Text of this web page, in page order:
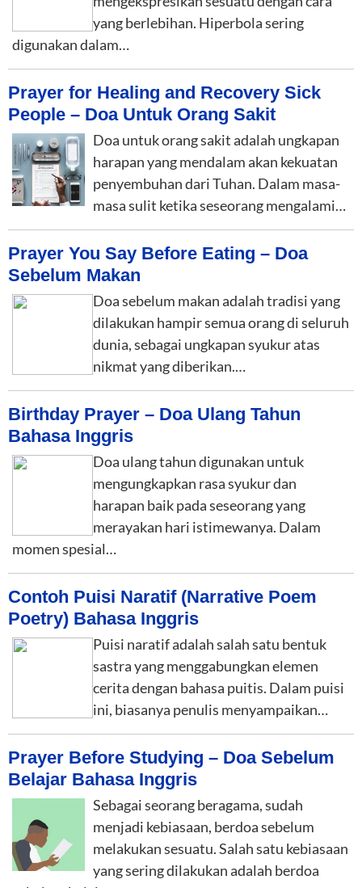
yang berlebihan. Hiperbola sering
digunakan dalam…
Prayer for Healing and Recovery Sick
People – Doa Untuk Orang Sakit
Doa untuk orang sakit adalah ungkapan
harapan yang mendalam akan kekuatan
penyembuhan dari Tuhan. Dalam masa-
masa sulit ketika seseorang mengalami…
Prayer You Say Before Eating – Doa
Sebelum Makan
Doa sebelum makan adalah tradisi yang
dilakukan hampir semua orang di seluruh
dunia, sebagai ungkapan syukur atas
nikmat yang diberikan.…
Birthday Prayer – Doa Ulang Tahun
Bahasa Inggris
Doa ulang tahun digunakan untuk
mengungkapkan rasa syukur dan
harapan baik pada seseorang yang
merayakan hari istimewanya. Dalam
momen spesial…
Contoh Puisi Naratif (Narrative Poem
Poetry) Bahasa Inggris
Puisi naratif adalah salah satu bentuk
sastra yang menggabungkan elemen
cerita dengan bahasa puitis. Dalam puisi
ini, biasanya penulis menyampaikan…
Prayer Before Studying – Doa Sebelum
Belajar Bahasa Inggris
Sebagai seorang beragama, sudah
menjadi kebiasaan, berdoa sebelum
melakukan sesuatu. Salah satu kebiasaan
yang sering dilakukan adalah berdoa